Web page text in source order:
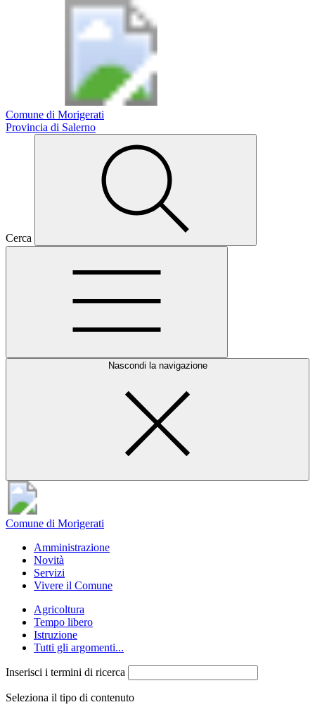
Comune di Morigerati
Provincia di Salerno
Cerca
Nascondi la navigazione
Comune di Morigerati
Amministrazione
Novità
Servizi
Vivere il Comune
Agricoltura
Tempo libero
Istruzione
Tutti gli argomenti...
Inserisci i termini di ricerca
Seleziona il tipo di contenuto